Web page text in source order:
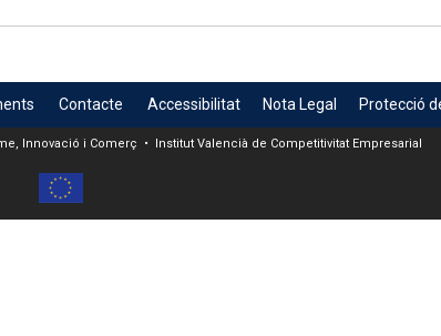
Contacte Accessibilitat Nota Legal Protecció
Innovació i Comerç • Institut Valencià de Competitivitat Empresarial